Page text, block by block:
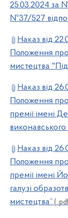
25.03.2024
№37/527
Наказ від
Положення
мистецтва
Наказ від
Положення
премії імені
Наказ від
Положення
премії імені
галузі
мистецтва” (